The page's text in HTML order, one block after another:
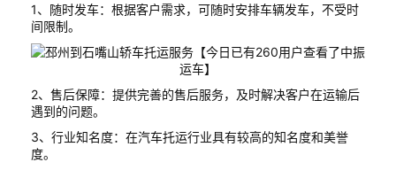
1、随时发车：根据客户需求，可随时安排车辆发车，不受时
间限制。
2、售后保障：提供完善的售后服务，及时解决客户在运输后
遇到的问题。
3、行业知名度：在汽车托运行业具有较高的知名度和美誉
度。